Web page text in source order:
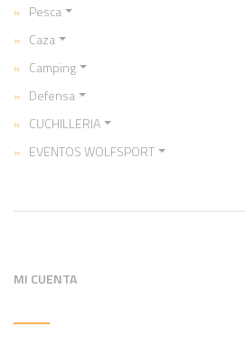
Pesca
Caza
Camping
Defensa
CUCHILLERIA
EVENTOS WOLFSPORT
MI CUENTA